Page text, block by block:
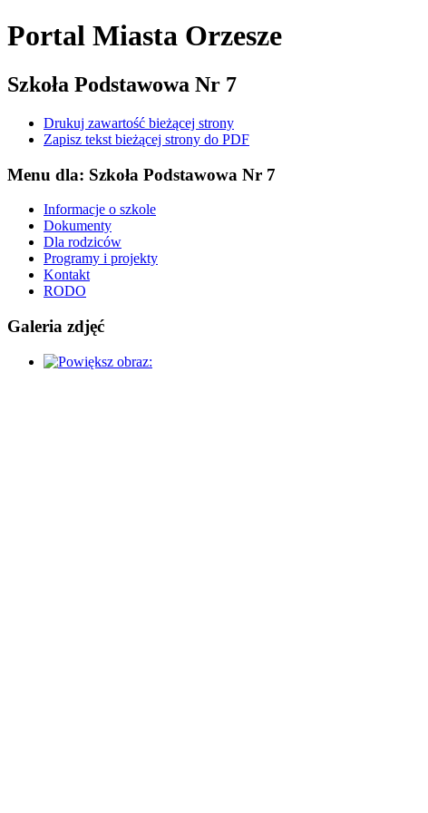
Portal Miasta Orzesze
Szkoła Podstawowa Nr 7
Drukuj zawartość bieżącej strony
Zapisz tekst bieżącej strony do PDF
Menu dla: Szkoła Podstawowa Nr 7
Informacje o szkole
Dokumenty
Dla rodziców
Programy i projekty
Kontakt
RODO
Galeria zdjęć